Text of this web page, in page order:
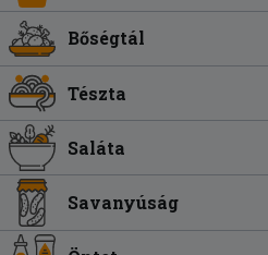
Bőségtál
Tészta
Saláta
Savanyúság